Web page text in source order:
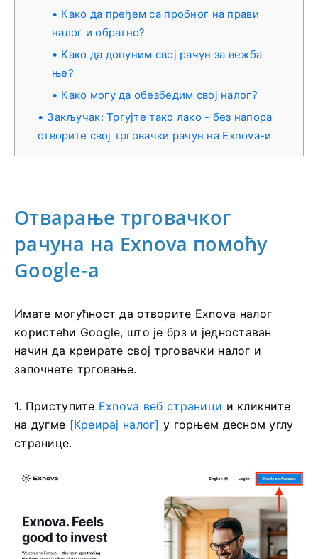
Како да пређем са пробног на прави
налог и обратно?
Како да допуним свој рачун за вежба
ње?
Како могу да обезбедим свој налог?
Закључак: Тргујте тако лако - без напора
отворите свој трговачки рачун на Exnova-и
Отварање трговачког
рачуна на Exnova помоћу
Google-а
Имате могућност да отворите Exnova налог
користећи Google, што је брз и једноставан
начин да креирате свој трговачки налог и
започнете трговање.
1. Приступите Exnova веб страници и кликните
на дугме [Креирај налог] у горњем десном углу
странице.